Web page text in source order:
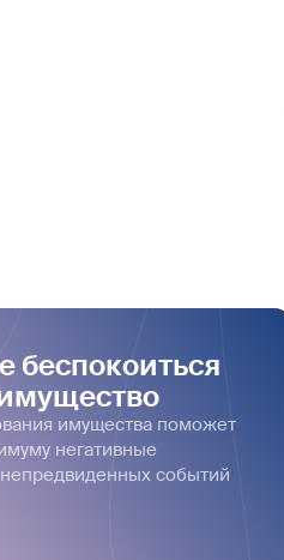
беспокоиться
имущества поможет
негативные
событий